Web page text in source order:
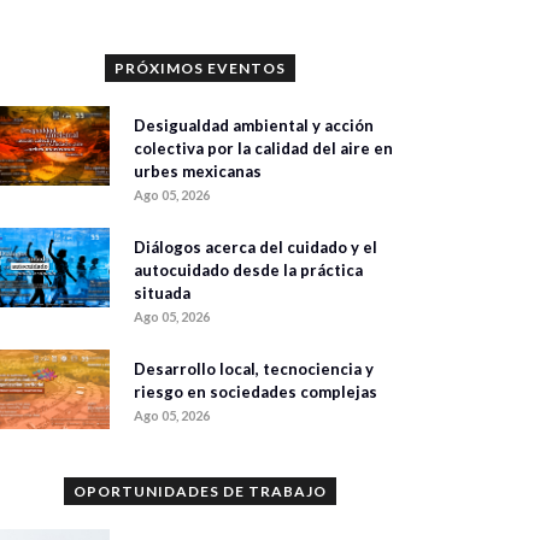
PRÓXIMOS EVENTOS
Desigualdad ambiental y acción
colectiva por la calidad del aire en
urbes mexicanas
Ago 05, 2026
Diálogos acerca del cuidado y el
autocuidado desde la práctica
situada
Ago 05, 2026
Desarrollo local, tecnociencia y
riesgo en sociedades complejas
Ago 05, 2026
OPORTUNIDADES DE TRABAJO